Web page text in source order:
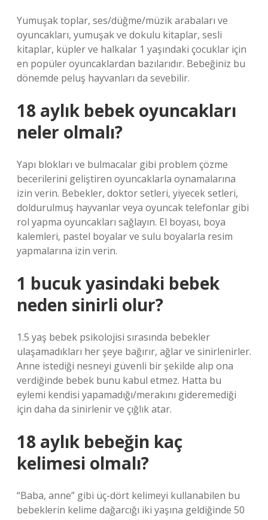
Yumuşak toplar, ses/düğme/müzik arabaları ve
oyuncakları, yumuşak ve dokulu kitaplar, sesli
kitaplar, küpler ve halkalar 1 yaşındaki çocuklar için
en popüler oyuncaklardan bazılarıdır. Bebeğiniz bu
dönemde peluş hayvanları da sevebilir.
18 aylık bebek oyuncakları
neler olmalı?
Yapı blokları ve bulmacalar gibi problem çözme
becerilerini geliştiren oyuncaklarla oynamalarına
izin verin. Bebekler, doktor setleri, yiyecek setleri,
doldurulmuş hayvanlar veya oyuncak telefonlar gibi
rol yapma oyuncakları sağlayın. El boyası, boya
kalemleri, pastel boyalar ve sulu boyalarla resim
yapmalarına izin verin.
1 bucuk yasindaki bebek
neden sinirli olur?
1.5 yaş bebek psikolojisi sırasında bebekler
ulaşamadıkları her şeye bağırır, ağlar ve sinirlenirler.
Anne istediği nesneyi güvenli bir şekilde alıp ona
verdiğinde bebek bunu kabul etmez. Hatta bu
eylemi kendisi yapamadığı/merakını gideremediği
için daha da sinirlenir ve çığlık atar.
18 aylık bebeğin kaç
kelimesi olmalı?
“Baba, anne” gibi üç-dört kelimeyi kullanabilen bu
bebeklerin kelime dağarcığı iki yaşına geldiğinde 50